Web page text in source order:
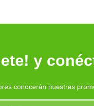
y
conocerán nuestras